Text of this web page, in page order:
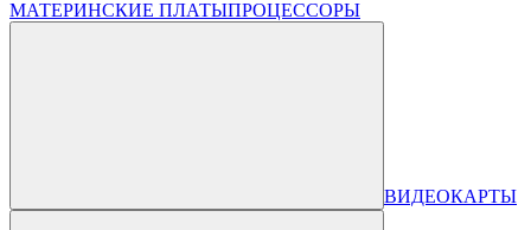
МАТЕРИНСКИЕ ПЛАТЫПРОЦЕССОРЫ
ВИДЕОКАРТЫ